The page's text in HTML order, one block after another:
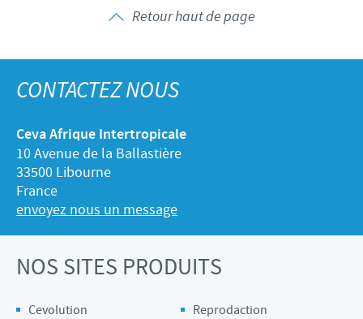
Retour haut de page
CONTACTEZ NOUS
Ceva Afrique Intertropicale
10 Avenue de la Ballastière
33500 Libourne
France
envoyez nous un message
NOS SITES PRODUITS
Cevolution
Reprodaction